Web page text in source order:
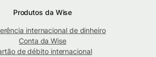
Produtos da Wise
internacional de dinheiro
Conta da Wise
de débito internacional